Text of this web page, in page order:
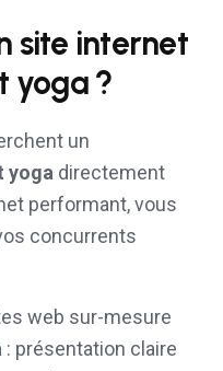
site internet
yoga?
un
yoga directement
performant, vous
concurrents
web sur-mesure
: présentation claire